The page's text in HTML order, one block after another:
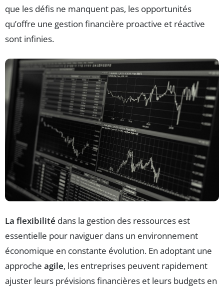
que les défis ne manquent pas, les opportunités
qu’offre une gestion financière proactive et réactive
sont infinies.
La flexibilité dans la gestion des ressources est
essentielle pour naviguer dans un environnement
économique en constante évolution. En adoptant une
approche agile, les entreprises peuvent rapidement
ajuster leurs prévisions financières et leurs budgets en